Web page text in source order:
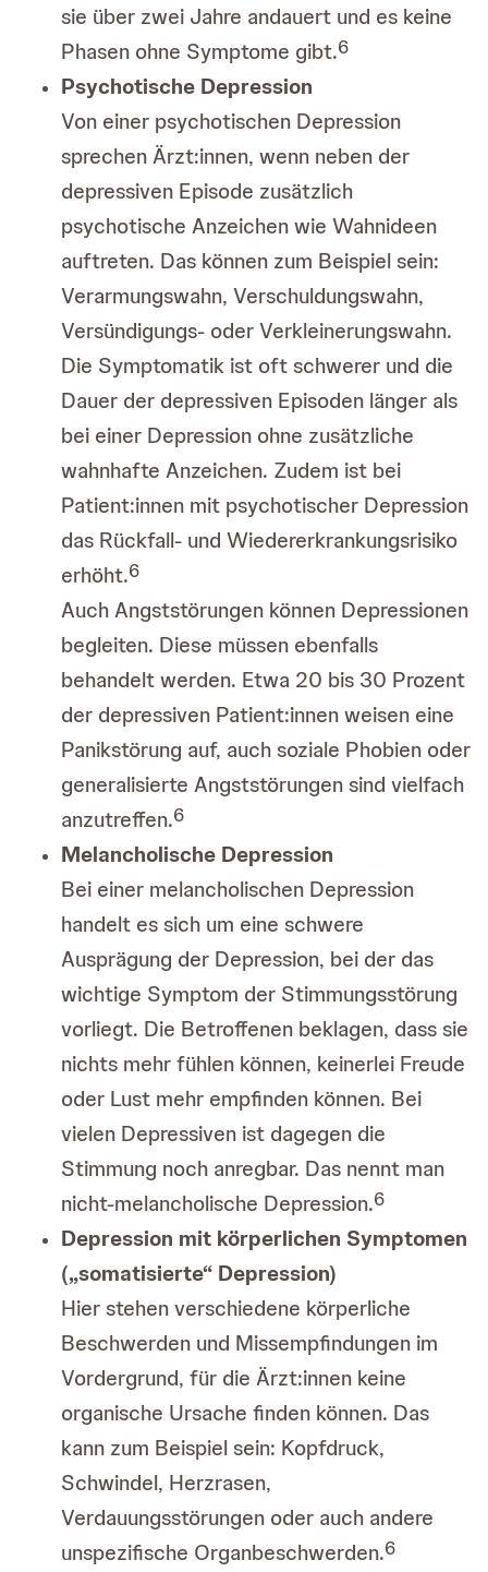
sie über zwei Jahre andauert und es keine
Phasen ohne Symptome gibt.6
Psychotische Depression
Von einer psychotischen Depression
sprechen Ärzt:innen, wenn neben der
depressiven Episode zusätzlich
psychotische Anzeichen wie Wahnideen
auftreten. Das können zum Beispiel sein:
Verarmungswahn, Verschuldungswahn,
Versündigungs- oder Verkleinerungswahn.
Die Symptomatik ist oft schwerer und die
Dauer der depressiven Episoden länger als
bei einer Depression ohne zusätzliche
wahnhafte Anzeichen. Zudem ist bei
Patient:innen mit psychotischer Depression
das Rückfall- und Wiedererkrankungsrisiko
erhöht.6
Auch Angststörungen können Depressionen
begleiten. Diese müssen ebenfalls
behandelt werden. Etwa 20 bis 30 Prozent
der depressiven Patient:innen weisen eine
Panikstörung auf, auch soziale Phobien oder
generalisierte Angststörungen sind vielfach
anzutreffen.6
Melancholische Depression
Bei einer melancholischen Depression
handelt es sich um eine schwere
Ausprägung der Depression, bei der das
wichtige Symptom der Stimmungsstörung
vorliegt. Die Betroffenen beklagen, dass sie
nichts mehr fühlen können, keinerlei Freude
oder Lust mehr empfinden können. Bei
vielen Depressiven ist dagegen die
Stimmung noch anregbar. Das nennt man
nicht-melancholische Depression.6
Depression mit körperlichen Symptomen
(„somatisierte“ Depression)
Hier stehen verschiedene körperliche
Beschwerden und Missempfindungen im
Vordergrund, für die Ärzt:innen keine
organische Ursache finden können. Das
kann zum Beispiel sein: Kopfdruck,
Schwindel, Herzrasen,
Verdauungsstörungen oder auch andere
unspezifische Organbeschwerden.6